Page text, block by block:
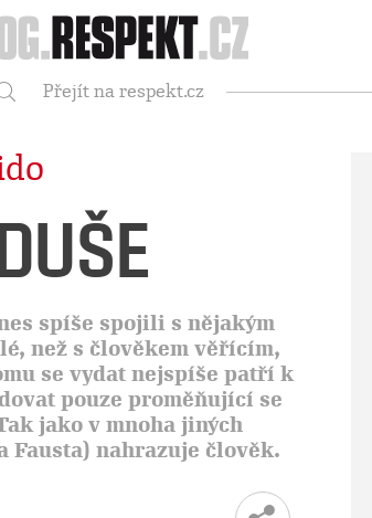
Respekt
Přejít na respekt.cz
spíše spojili s nějakým
než s člověkem věřícím,
se vydat nejspíše patří k
pouze proměňující se
jako v mnoha jiných
Fausta) nahrazuje člověk.